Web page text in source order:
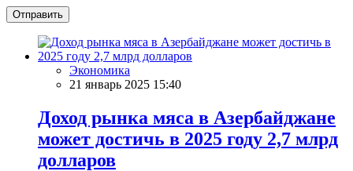
Отправить
Экономика
21 январь 2025 15:40
Доход рынка мяса в Азербайджане
может достичь в 2025 году 2,7 млрд
долларов